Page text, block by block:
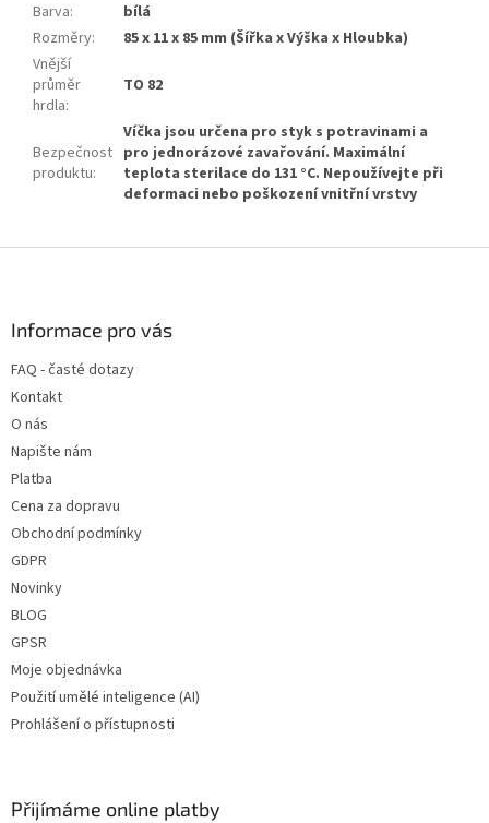
Barva:
bílá
Rozměry:
85 x 11 x 85 mm (Šířka x Výška x Hloubka)
Vnější
průměr
hrdla:
TO 82
Bezpečnost
produktu:
Víčka jsou určena pro styk s potravinami a
pro jednorázové zavařování. Maximální
teplota sterilace do 131 °C. Nepoužívejte při
deformaci nebo poškození vnitřní vrstvy
Informace pro vás
FAQ - časté dotazy
Kontakt
O nás
Napište nám
Platba
Cena za dopravu
Obchodní podmínky
GDPR
Novinky
BLOG
GPSR
Moje objednávka
Použití umělé inteligence (AI)
Prohlášení o přístupnosti
Přijímáme online platby